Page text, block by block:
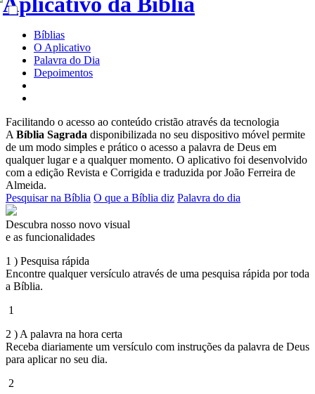
Bíblias
O Aplicativo
Palavra do Dia
Depoimentos
Facilitando o acesso ao conteúdo cristão através da tecnologia
A Bíblia Sagrada disponibilizada no seu dispositivo móvel permite
de um modo simples e prático o acesso a palavra de Deus em
qualquer lugar e a qualquer momento. O aplicativo foi desenvolvido
com a edição Revista e Corrigida e traduzida por João Ferreira de
Almeida.
Pesquisar na Bíblia O que a Bíblia diz Palavra do dia
Descubra nosso novo visual
e as funcionalidades
1 ) Pesquisa rápida
Encontre qualquer versículo através de uma pesquisa rápida por toda
a Bíblia.
1
2 ) A palavra na hora certa
Receba diariamente um versículo com instruções da palavra de Deus
para aplicar no seu dia.
2